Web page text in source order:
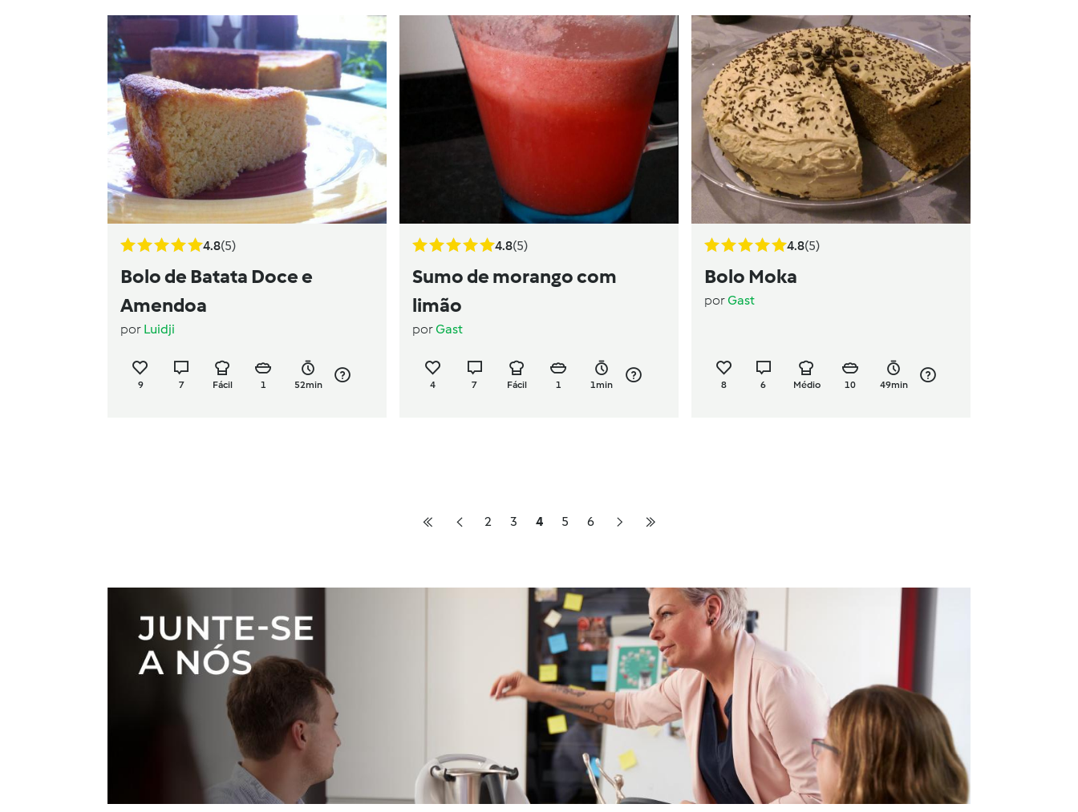
4.8(5)
Bolo de Batata Doce e
Amendoa
por Luidji
9 7 Fácil 1 52min
4.8(5)
Sumo de morango com
limão
porGast
4 7 Fácil 1 1min
4.8(5)
Bolo Moka
porGast
8 6 Médio 10 49min
2 3 4 5 6